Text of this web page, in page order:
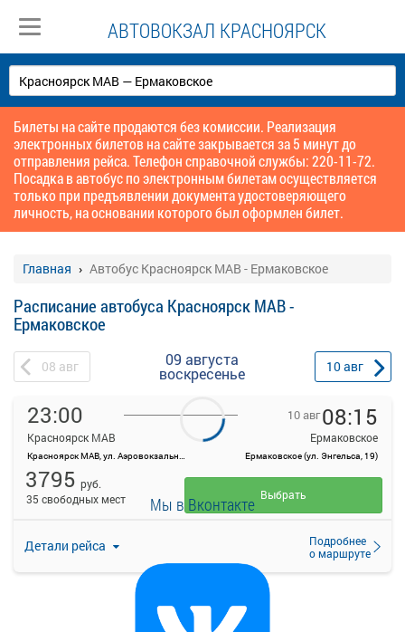
АВТОВОКЗАЛ КРАСНОЯРСК
Билеты на сайте продаются без комиссии. Реализация
электронных билетов на сайте закрывается за 5 минут до
отправления рейса. Телефон справочной службы: 220-11-72.
Посадка в автобус по электронным билетам осуществляется
только при предъявлении документа удостоверяющего
личность, на основании которого был оформлен билет.
Главная Автобус Красноярск МАВ - Ермаковское
Расписание автобуса Красноярск МАВ -
Ермаковское
08 авг 09 августа
воскресенье 10авг
23:00
Красноярск МАВ
Красноярск МАВ, ул. Аэровокзальная, д. 22
10 авг08:15
Ермаковское
Ермаковское (ул. Энгельса, 19)
Детали рейса
Подробнее
о маршруте
3795 руб.
35 свободных мест
Выбрать
Мы в Вконтакте